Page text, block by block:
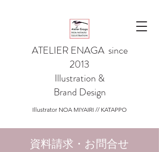
ATELIER ENAGA since
2013
Illustration &
Brand Design
Illustrator NOA MIYAIRI // KATAPPO
資料請求・お問合せ